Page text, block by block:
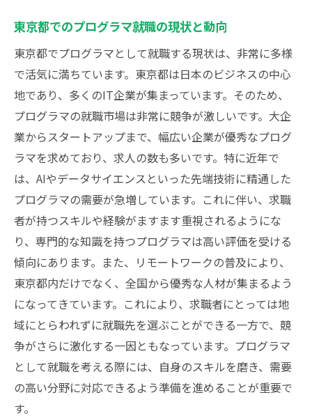
プログラマの給与交渉術
プログラマとして東京都で高収入を実現するた
めの戦略
需要の高い技術スタックを選ぶ
フリーランスとしての収入最大化
副業やプロジェクトの活用
転職のタイミングと戦略
高収入企業へのアプローチ方法
リモートワークのメリットとデメリット
東京都内でプログラマ就職に成功するための企
業選びのポイント
企業カルチャーと自分の価値観の一致
福利厚生と給与パッケージの比較
成長機会とキャリアパスの確認
企業の評価と評判を調べる方法
スタートアップ vs 大企業の選択
東京都でのプログラマ就職の現状と動向
東京都でプログラマとして就職する現状は、非常に多様
で活気に満ちています。東京都は日本のビジネスの中心
地であり、多くのIT企業が集まっています。そのため、
プログラマの就職市場は非常に競争が激しいです。大企
業からスタートアップまで、幅広い企業が優秀なプログ
ラマを求めており、求人の数も多いです。特に近年で
は、AIやデータサイエンスといった先端技術に精通した
プログラマの需要が急増しています。これに伴い、求職
者が持つスキルや経験がますます重視されるようにな
り、専門的な知識を持つプログラマは高い評価を受ける
傾向にあります。また、リモートワークの普及により、
東京都内だけでなく、全国から優秀な人材が集まるよう
になってきています。これにより、求職者にとっては地
域にとらわれずに就職先を選ぶことができる一方で、競
争がさらに激化する一因ともなっています。プログラマ
として就職を考える際には、自身のスキルを磨き、需要
の高い分野に対応できるよう準備を進めることが重要で
す。